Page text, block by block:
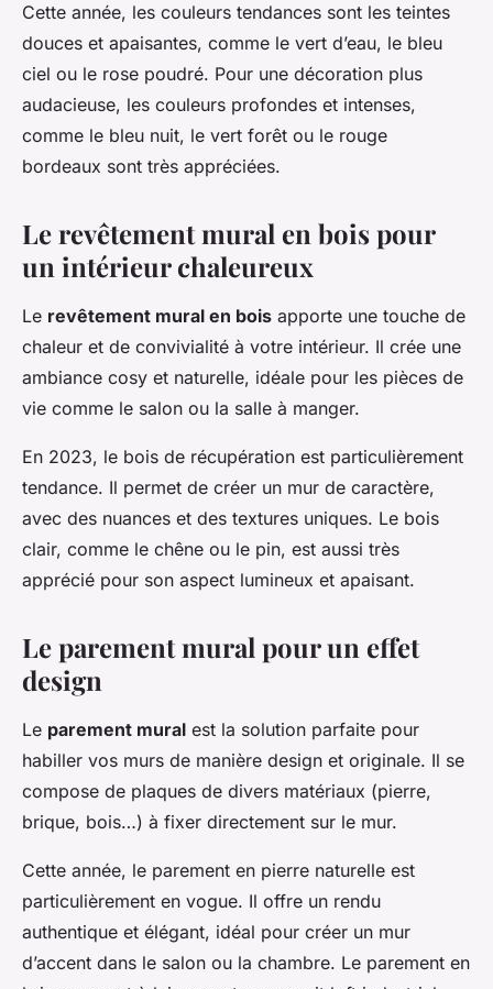
Cette année, les couleurs tendances sont les teintes
douces et apaisantes, comme le vert d’eau, le bleu
ciel ou le rose poudré. Pour une décoration plus
audacieuse, les couleurs profondes et intenses,
comme le bleu nuit, le vert forêt ou le rouge
bordeaux sont très appréciées.
Le revêtement mural en bois pour
un intérieur chaleureux
Le revêtement mural en bois apporte une touche de
chaleur et de convivialité à votre intérieur. Il crée une
ambiance cosy et naturelle, idéale pour les pièces de
vie comme le salon ou la salle à manger.
En 2023, le bois de récupération est particulièrement
tendance. Il permet de créer un mur de caractère,
avec des nuances et des textures uniques. Le bois
clair, comme le chêne ou le pin, est aussi très
apprécié pour son aspect lumineux et apaisant.
Le parement mural pour un effet
design
Le parement mural est la solution parfaite pour
habiller vos murs de manière design et originale. Il se
compose de plaques de divers matériaux (pierre,
brique, bois…) à fixer directement sur le mur.
Cette année, le parement en pierre naturelle est
particulièrement en vogue. Il offre un rendu
authentique et élégant, idéal pour créer un mur
d’accent dans le salon ou la chambre. Le parement en